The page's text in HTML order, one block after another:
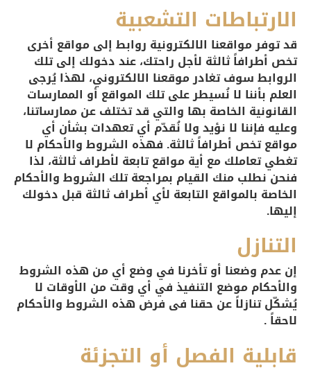
الارتباطات التشعبية
قد توفر مواقعنا الالكترونية روابط إلى مواقع أخرى
تخص أطرافاً ثالثة لأجل راحتك، عند دخولك إلى تلك
الروابط سوف تغادر موقعنا الالكتروني، لهذا يُرجى
العلم بأننا لا نُسيطر على تلك المواقع أو الممارسات
القانونية الخاصة بها والتي قد تختلف عن ممارساتنا،
وعليه فإننا لا نؤيد ولا نُقدّم أي تعهدات بشأن أي
مواقع تخص أطرافاً ثالثة. فهذه الشروط والأحكام لا
تغطي تعاملك مع أية مواقع تابعة لأطراف ثالثة، لذا
فنحن نطلب منك القيام بمراجعة تلك الشروط والأحكام
الخاصة بالمواقع التابعة لأي أطراف ثالثة قبل دخولك
إليها.
التنازل
إن عدم وضعنا أو تأخرنا في وضع أي من هذه الشروط
والأحكام موضع التنفيذ في أي وقت من الأوقات لا
يُشكّل تنازلاً عن حقنا فى فرض هذه الشروط والأحكام
لاحقاً .
قابلية الفصل أو التجزئة